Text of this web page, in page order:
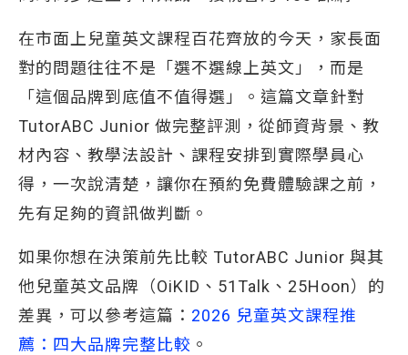
在市面上兒童英文課程百花齊放的今天，家長面
對的問題往往不是「選不選線上英文」，而是
「這個品牌到底值不值得選」。這篇文章針對
TutorABC Junior 做完整評測，從師資背景、教
材內容、教學法設計、課程安排到實際學員心
得，一次說清楚，讓你在預約免費體驗課之前，
先有足夠的資訊做判斷。
如果你想在決策前先比較 TutorABC Junior 與其
他兒童英文品牌（OiKID、51Talk、25Hoon）的
差異，可以參考這篇： 2026 兒童英文課程推
薦：四大品牌完整比較 。